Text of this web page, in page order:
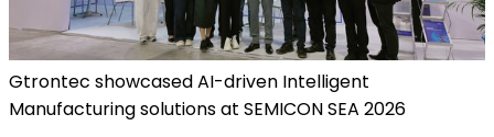
Gtrontec showcased AI-driven Intelligent
Manufacturing solutions at SEMICON SEA 2026